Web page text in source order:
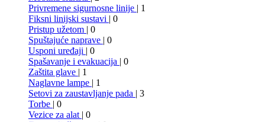
Privremene sigurnosne linije | 1
Fiksni linijski sustavi | 0
Pristup užetom | 0
Spuštajuće naprave | 0
Usponi uređaji | 0
Spašavanje i evakuacija | 0
Zaštita glave | 1
Naglavne lampe | 1
Setovi za zaustavljanje pada | 3
Torbe | 0
Vezice za alat | 0